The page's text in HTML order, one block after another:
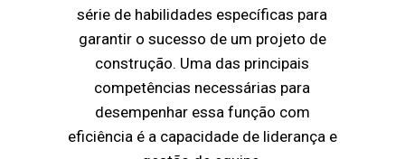
série de habilidades específicas para
garantir o sucesso de um projeto de
construção. Uma das principais
competências necessárias para
desempenhar essa função com
eficiência é a capacidade de liderança e